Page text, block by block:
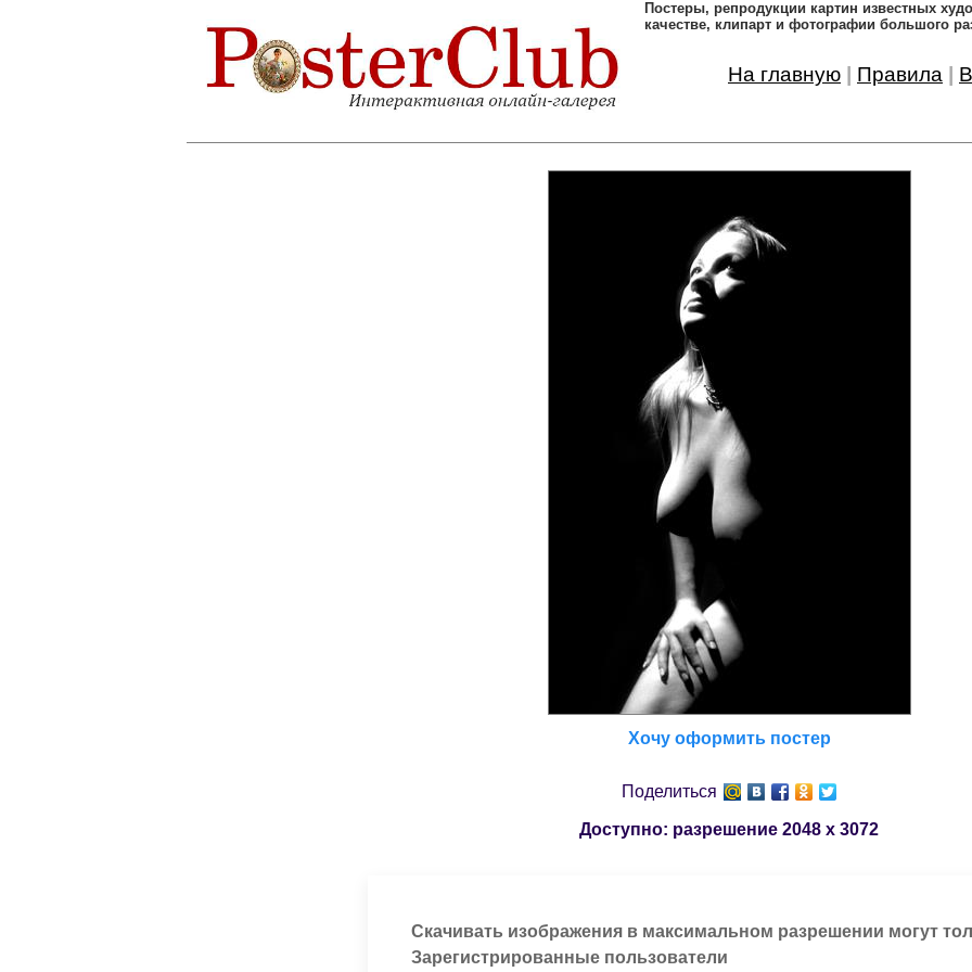
Постеры, pепродукции картин известных
качестве, клипарт и фотографии большого
На главную Правила
Хочу оформить постер
Поделиться
Доступно: разрешение 2048 x 3072
Скачивать изображения в максимальном разрешении могут
Зарегистрированные пользователи